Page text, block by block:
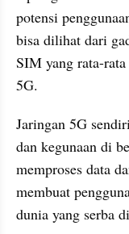
potensi
bisa dilihat dari
SIM yang rata-
5G.
Jaringan 5G
dan kegunaan di
memproses data
membuat
dunia yang serba